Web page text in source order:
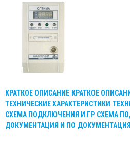
КРАТКОЕ ОПИСАНИЕ КРАТКОЕ
ТЕХНИЧЕСКИЕ ХАРАКТЕРИСТИКИ
СХЕМА ПОДКЛЮЧЕНИЯ И ГР СХЕМА
ДОКУМЕНТАЦИЯ И ПО